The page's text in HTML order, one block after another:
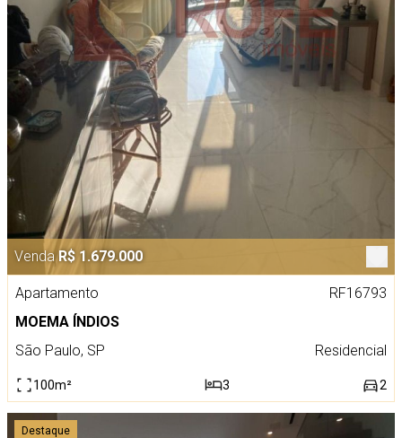
Venda R$ 1.679.000
Apartamento
RF16793
MOEMA ÍNDIOS
São Paulo, SP
Residencial
100m² 3 2
Destaque